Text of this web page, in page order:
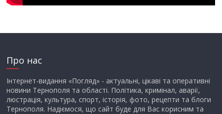
Про нас
Інтернет-видання «Погляд» - актуальні, цікаві та оперативні
новини Тернополя та області. Політика, кримінал, аварії,
люстрація, культура, спорт, історія, фото, рецепти та блоги
Тернополя. Надіємося, що сайт буде для Вас корисним та